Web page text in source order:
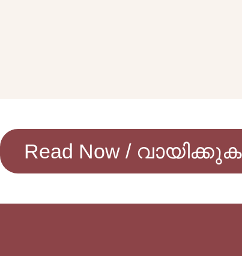
Read Now / വായിക്കുക